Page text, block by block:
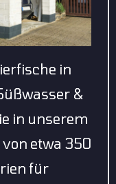
in
&
in unserem
etwa 350
für